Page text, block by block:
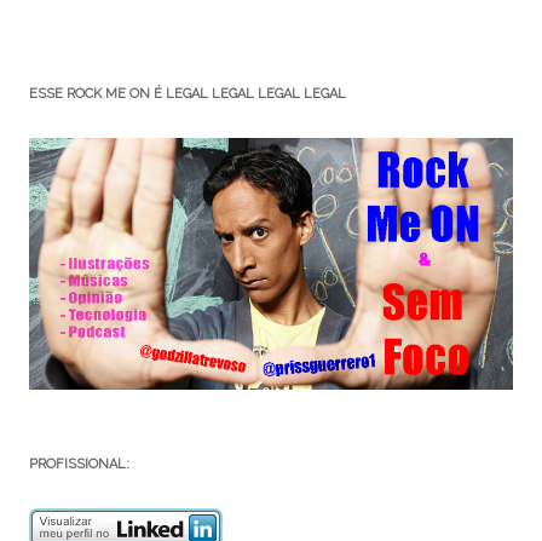
ESSE ROCK ME ON É LEGAL LEGAL LEGAL LEGAL
PROFISSIONAL: